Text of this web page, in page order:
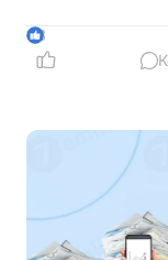
між
критичної
3